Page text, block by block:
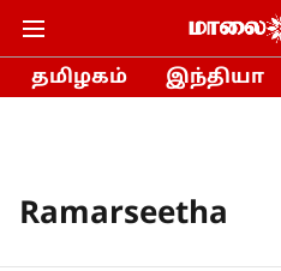
தமிழகம் இந்தியா
Ramarseetha